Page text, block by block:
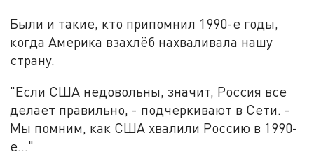
Были и такие, кто припомнил 1990-е годы,
когда Америка взахлёб нахваливала нашу
страну.
"Если США недовольны, значит, Россия все
делает правильно, - подчеркивают в Сети. -
Мы помним, как США хвалили Россию в 1990-
е..."